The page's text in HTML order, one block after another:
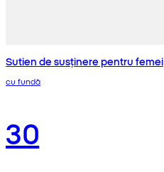
Sutien de susținere pentru femei
cu fundă
30